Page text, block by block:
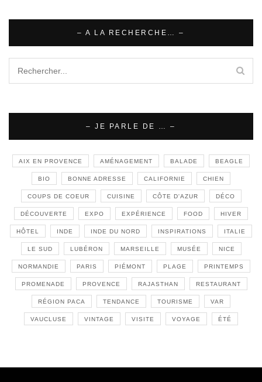
– A LA RECHERCHE… –
– JE PARLE DE … –
AIX EN PROVENCE AMÉNAGEMENT BALADE BEAGLE
BIO BONNE ADRESSE CALIFORNIE CHIEN
COUPS DE COEUR CUISINE CÔTE D'AZUR DÉCO
DÉCOUVERTE EXPO EXPÉRIENCE FOOD HIVER
HÔTEL INDE INDE DU NORD INSPIRATIONS ITALIE
LE SUD LUBÉRON MARSEILLE MUSÉE NICE
NORMANDIE PARIS PIÉMONT PLAGE PRINTEMPS
PROMENADE PROVENCE RAJASTHAN RESTAURANT
RÉGION PACA TENDANCE TOURISME VAR
VAUCLUSE VINTAGE VISITE VOYAGE ÉTÉ